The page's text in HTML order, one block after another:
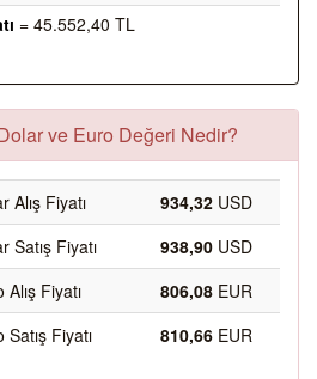
= 45.552,40 TL
ve Euro Değeri Nedir?
Fiyatı 934,32 USD
Satış Fiyatı
938,90 USD
Fiyatı
806,08 EUR
Fiyatı
810,66 EUR